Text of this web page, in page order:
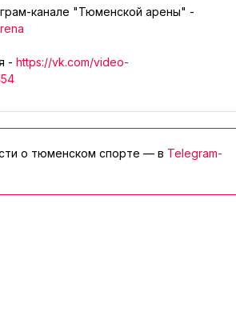
канале "Тюменской арены" -
- https://vk.com/video-
о тюменском спорте — в Telegram-